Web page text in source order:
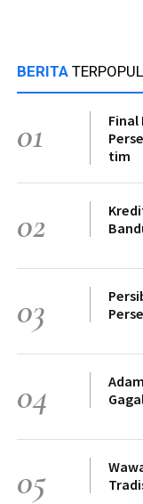
BERITA
01
Final
tim
02
03
04
05